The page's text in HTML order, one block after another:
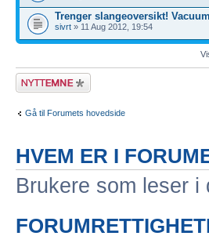
Trenger slangeoversikt!
sivrt » 11 Aug 2012, 19:54
Legg inn et nytt
emne
Gå til Forumets hovedside
HVEM ER I
Brukere som leser